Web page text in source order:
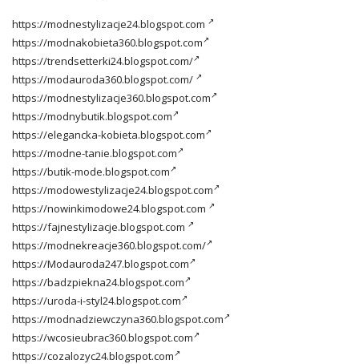
https://modnestylizacje24.blogspot.com
https://modnakobieta360.blogspot.com
https://trendsetterki24.blogspot.com/
https://modauroda360.blogspot.com/
https://modnestylizacje360.blogspot.com
https://modnybutik.blogspot.com
https://elegancka-kobieta.blogspot.com
https://modne-tanie.blogspot.com
https://butik-mode.blogspot.com
https://modowestylizacje24.blogspot.com
https://nowinkimodowe24.blogspot.com
https://fajnestylizacje.blogspot.com
https://modnekreacje360.blogspot.com/
https://Modauroda247.blogspot.com
https://badzpiekna24.blogspot.com
https://uroda-i-styl24.blogspot.com
https://modnadziewczyna360.blogspot.com
https://wcosieubrac360.blogspot.com
https://cozalozyc24.blogspot.com